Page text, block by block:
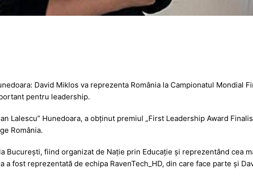
David Miklos va reprezenta România la Campionatul Mondial
pentru leadership.
Lalescu” Hunedoara, a obținut premiul „First Leadership Award
România.
București, fiind organizat de Nație prin Educație și reprezentând cea
fost reprezentată de echipa RavenTech_HD, din care face parte și